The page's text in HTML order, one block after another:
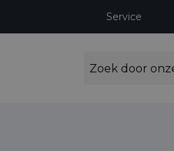
Service